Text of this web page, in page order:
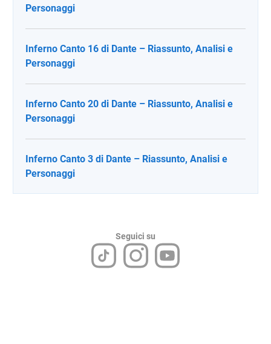
Personaggi
Inferno Canto 16 di Dante – Riassunto, Analisi e
Personaggi
Inferno Canto 20 di Dante – Riassunto, Analisi e
Personaggi
Inferno Canto 3 di Dante – Riassunto, Analisi e
Personaggi
Seguici su